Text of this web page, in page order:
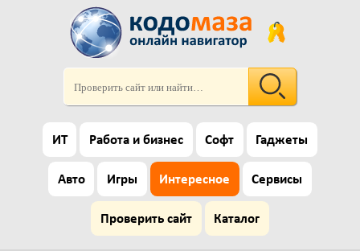
ИТ Работа и бизнес Софт Гаджеты
Авто Игры Интересное Сервисы
Проверить сайт Каталог